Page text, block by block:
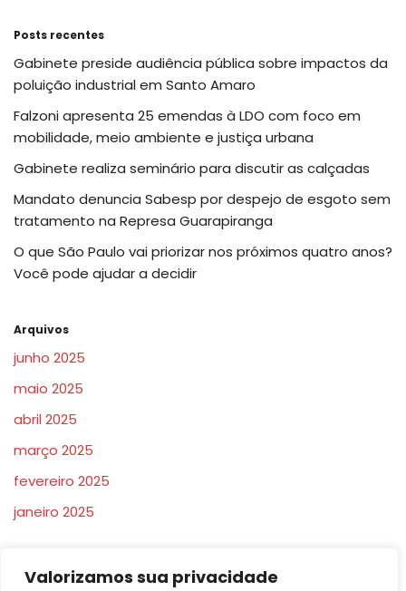
Valorizamos sua privacidade
Posts recentes
Gabinete preside audiência pública sobre impactos da
poluição industrial em Santo Amaro
Falzoni apresenta 25 emendas à LDO com foco em
mobilidade, meio ambiente e justiça urbana
Gabinete realiza seminário para discutir as calçadas
Mandato denuncia Sabesp por despejo de esgoto sem
tratamento na Represa Guarapiranga
O que São Paulo vai priorizar nos próximos quatro anos?
Você pode ajudar a decidir
Arquivos
junho 2025
maio 2025
abril 2025
março 2025
fevereiro 2025
janeiro 2025
Categorias